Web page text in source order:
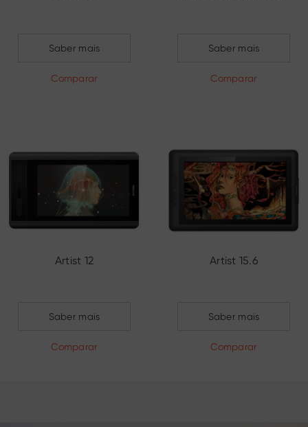
Saber mais
Comparar
Saber mais
Comparar
Artist 12
Saber mais
Comparar
Artist 15.6
Saber mais
Comparar